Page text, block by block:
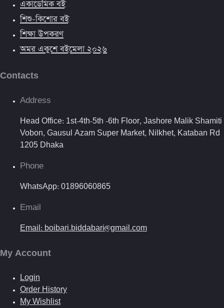
একাডেমিক বই
শিশু-কিশোর বই
শিক্ষা উপকরণ
অমর একুশে বইমেলা ২০২৬
Contacts
Address
Head Office: 1st-4th-5th -6th Floor, Jashore Malik Shamiti
Vobon, Gausul Azam Super Market, Nilkhet, Kataban Rd
1205 Dhaka
Phone
WhatsApp: 01896060865
Email
Email: boibari.biddabari@gmail.com
My Account
Login
Order History
My Wishlist